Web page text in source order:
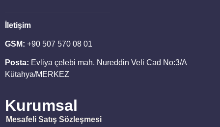
İletişim
GSM: +90 507 570 08 01
Posta: Evliya çelebi mah. Nureddin Veli Cad No:3/A
Kütahya/MERKEZ
Kurumsal
Mesafeli Satış Sözleşmesi